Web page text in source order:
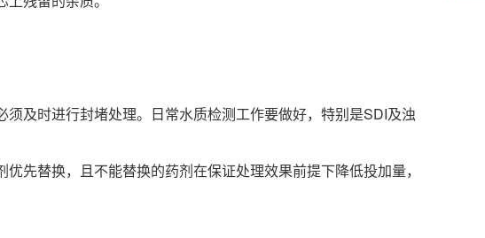
及时进行封堵处理。日常水质检测工作要做好，特别是SDI及浊
先替换，且不能替换的药剂在保证处理效果前提下降低投加量，